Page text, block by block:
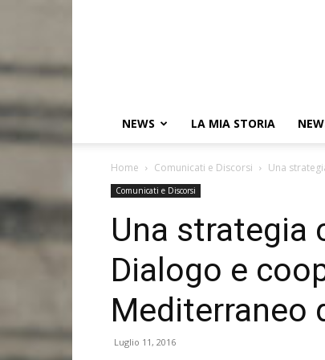
NEWS LA MIA STORIA
Home Comunicati e Discorsi Una
Comunicati e Discorsi
Una strategia
Dialogo e
Mediterraneo
Luglio 11, 2016